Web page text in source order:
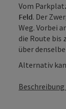
Vom
Feld. Der
Weg. Vorbei
die Route bis
über
Alternativ